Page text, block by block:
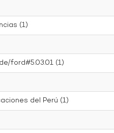
(1)
ford#5.03.01 (1)
del Perú (1)